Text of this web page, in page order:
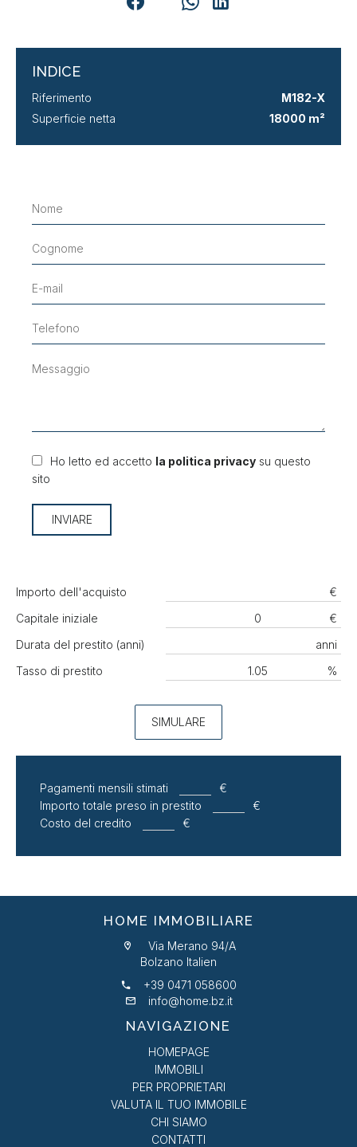
INDICE
Riferimento
M182-X
Superficie netta
18000 m²
Ho letto ed accetto la politica privacy su questo
sito
INVIARE
Importo dell'acquisto
€
Capitale iniziale
€
Durata del prestito (anni)
anni
Tasso di prestito
%
SIMULARE
Pagamenti mensili stimati
€
Importo totale preso in prestito
€
Costo del credito
€
HOME IMMOBILIARE
Via Merano 94/A
Bolzano Italien
+39 0471 058600
info@home.bz.it
NAVIGAZIONE
HOMEPAGE
IMMOBILI
PER PROPRIETARI
VALUTA IL TUO IMMOBILE
CHI SIAMO
CONTATTI